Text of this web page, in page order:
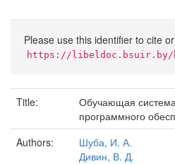
Please use this identifier to cite
https://libeldoc.bsuir.by/
Title:
Обучающая
программного
Authors:
Шуба, И. А.
Дивин, В. Д.